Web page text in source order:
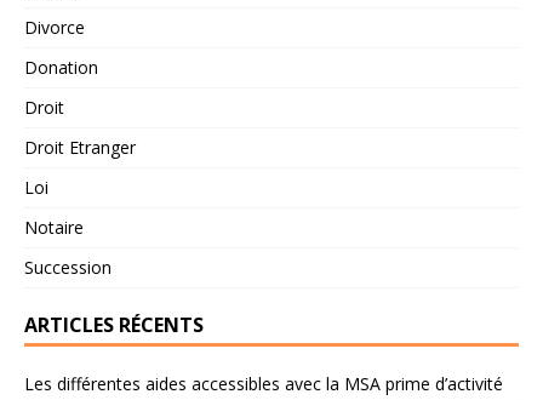
Divorce
Donation
Droit
Droit Etranger
Loi
Notaire
Succession
ARTICLES RÉCENTS
Les différentes aides accessibles avec la MSA prime d’activité